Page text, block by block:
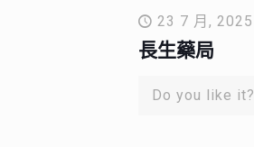
23 7 月, 2025
長生藥局
Do you like it?